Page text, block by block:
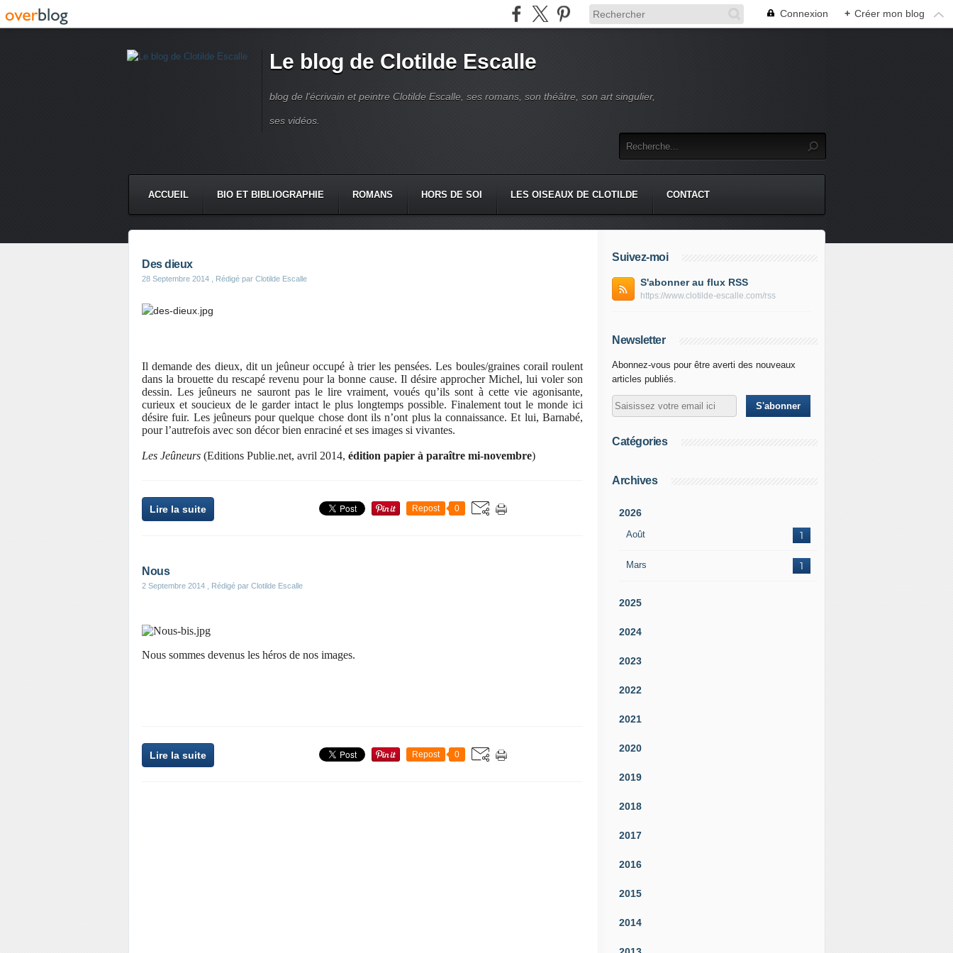
Connexion + Créer mon blog
Le blog de Clotilde Escalle
blog de l'écrivain et peintre Clotilde Escalle, ses romans, son théâtre, son art singulier,
ses vidéos.
ACCUEIL BIO ET BIBLIOGRAPHIE ROMANS HORS DE SOI LES OISEAUX DE CLOTILDE CONTACT
Des dieux
28 Septembre 2014 , Rédigé par Clotilde Escalle
Il demande des dieux, dit un jeûneur occupé à trier les pensées. Les boules/graines corail roulent
dans la brouette du rescapé revenu pour la bonne cause. Il désire approcher Michel, lui voler son
dessin. Les jeûneurs ne sauront pas le lire vraiment, voués qu’ils sont à cette vie agonisante,
curieux et soucieux de le garder intact le plus longtemps possible. Finalement tout le monde ici
désire fuir. Les jeûneurs pour quelque chose dont ils n’ont plus la connaissance. Et lui, Barnabé,
pour l’autrefois avec son décor bien enraciné et ses images si vivantes.
Les Jeûneurs (Editions Publie.net, avril 2014, édition papier à paraître mi-novembre)
Lire la suite Repost 0
Nous
2 Septembre 2014 , Rédigé par Clotilde Escalle
Nous sommes devenus les héros de nos images.
Lire la suite Repost 0
Suivez-moi
S'abonner au flux RSS
https://www.clotilde-escalle.com/rss
Newsletter
Abonnez-vous pour être averti des nouveaux
articles publiés.
Catégories
Archives
2026
Août 1
Mars 1
2025
2024
2023
2022
2021
2020
2019
2018
2017
2016
2015
2014